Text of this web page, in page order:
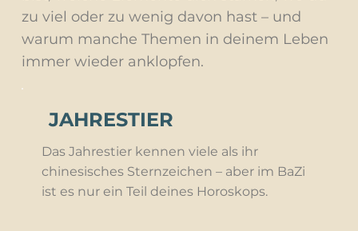
zu viel oder zu wenig davon hast – und
warum manche Themen in deinem Leben
immer wieder anklopfen.
JAHRESTIER
Das Jahrestier kennen viele als ihr
chinesisches Sternzeichen – aber im BaZi
ist es nur ein Teil deines Horoskops.